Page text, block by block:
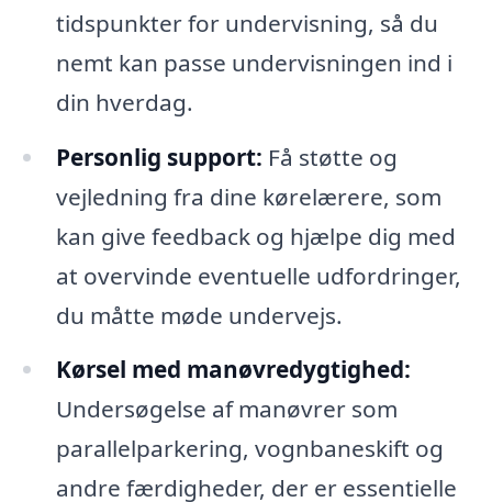
tidspunkter for undervisning, så du
nemt kan passe undervisningen ind i
din hverdag.
Personlig support: Få støtte og
vejledning fra dine kørelærere, som
kan give feedback og hjælpe dig med
at overvinde eventuelle udfordringer,
du måtte møde undervejs.
Kørsel med manøvredygtighed:
Undersøgelse af manøvrer som
parallelparkering, vognbaneskift og
andre færdigheder, der er essentielle